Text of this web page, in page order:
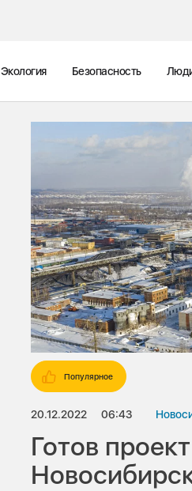
Экология Безопасность
Популярное
20.12.2022 06:43
Готов